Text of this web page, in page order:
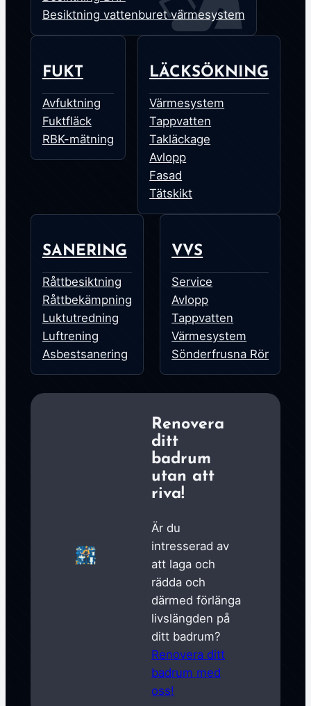
Besiktning vattenburet värmesystem
FUKT
Avfuktning
Fuktfläck
RBK-mätning
LÄCKSÖKNING
Värmesystem
Tappvatten
Takläckage
Avlopp
Fasad
Tätskikt
SANERING
Råttbesiktning
Råttbekämpning
Luktutredning
Luftrening
Asbestsanering
VVS
Service
Avlopp
Tappvatten
Värmesystem
Sönderfrusna Rör
Renovera
ditt
badrum
utan att
riva!
Är du
intresserad av
att laga och
rädda och
därmed förlänga
livslängden på
ditt badrum?
Renovera ditt
badrum med
oss!